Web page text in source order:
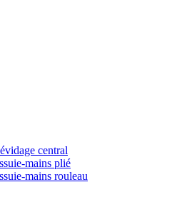
central
mains plié
mains rouleau